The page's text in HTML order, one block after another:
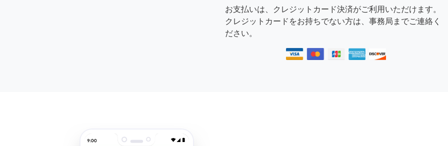
お支払いは、クレジットカード決済がご利用いただけます。
クレジットカードをお持ちでない方は、事務局までご連絡く
ださい。